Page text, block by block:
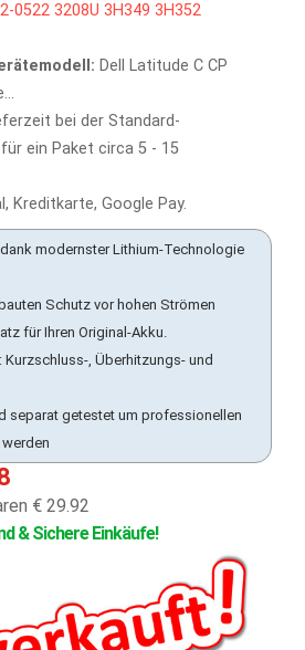
0522 3208U 3H349 3H352
Dell Latitude C CP
bei der Standard-
ein Paket circa 5 - 15
Kreditkarte, Google Pay.
modernster Lithium-Technologie
Schutz vor hohen Strömen
für Ihren Original-Akku.
Kurzschluss-, Überhitzungs- und
separat getestet um professionellen
€ 29.92
& Sichere Einkäufe!